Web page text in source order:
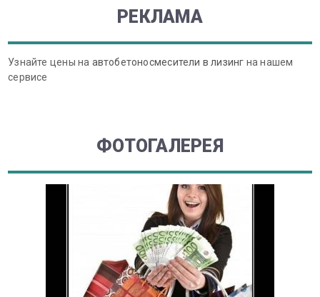
РЕКЛАМА
Узнайте цены на автобетоносмесители в лизинг на нашем
сервисе
ФОТОГАЛЕРЕЯ